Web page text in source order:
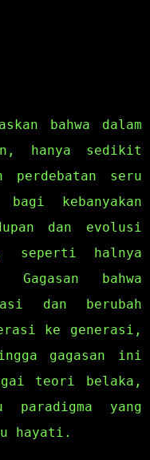
bahwa dalam
hanya sedikit
perdebatan seru
kebanyakan
dan evolusi
seperti halnya
bahwa
dan berubah
ke generasi,
gagasan ini
teori belaka,
paradigma yang
hayati.